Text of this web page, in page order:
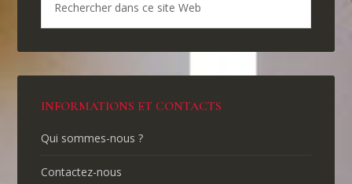
INFORMATIONS ET CONTACTS
Qui sommes-nous ?
Contactez-nous